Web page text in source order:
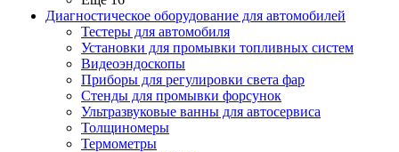
Диагностическое оборудование для автомобилей
Тестеры для автомобиля
Установки для промывки топливных систем
Видеоэндоскопы
Приборы для регулировки света фар
Стенды для промывки форсунок
Ультразвуковые ванны для автосервиса
Толщиномеры
Термометры